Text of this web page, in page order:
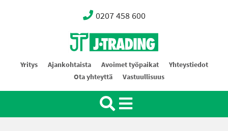
0207 458 600
Oy J-Trading Ab
Yritys Ajankohtaista Avoimet työpaikat
Yhteystiedot
Ota yhteyttä
Vastuullisuus